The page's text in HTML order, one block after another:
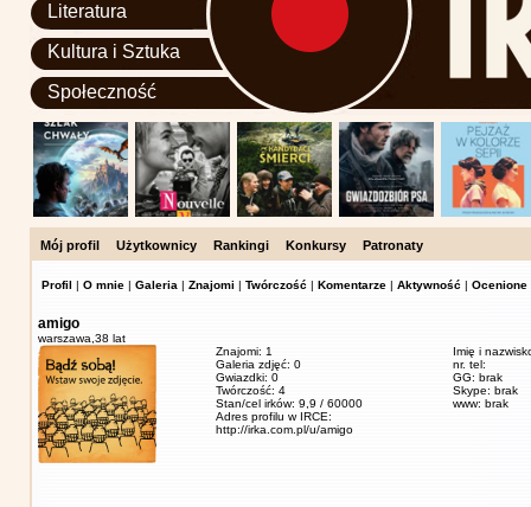
Literatura
Kultura i Sztuka
Społeczność
Mój profil Użytkownicy Rankingi Konkursy Patronaty
Profil | O mnie | Galeria | Znajomi | Twórczość | Komentarze | Aktywność | Ocenione
amigo
warszawa, 38 lat
Znajomi: 1
Galeria zdjęć: 0
Gwiazdki: 0
Twórczość: 4
Stan/cel irków: 9,9 / 60000
Adres profilu w IRCE:
http://irka.com.pl/u/amigo
Imię i
nr. tel:
GG: brak
Skype: brak
www: brak